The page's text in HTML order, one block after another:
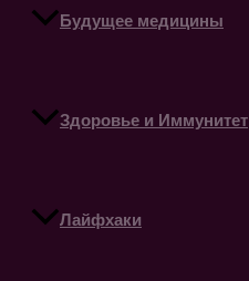
Будущее медицины
Здоровье и Иммунитет
Лайфхаки